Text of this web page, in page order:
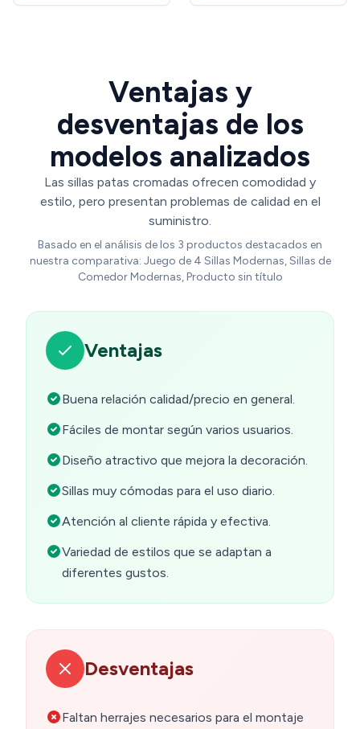
Blanco
Ventajas y
desventajas de los
modelos analizados
Las sillas patas cromadas ofrecen comodidad y
estilo, pero presentan problemas de calidad en el
suministro.
Basado en el análisis de los 3 productos destacados en
nuestra comparativa: Juego de 4 Sillas Modernas, Sillas de
Comedor Modernas, Producto sin título
Ventajas
Buena relación calidad/precio en general.
Fáciles de montar según varios usuarios.
Diseño atractivo que mejora la decoración.
Sillas muy cómodas para el uso diario.
Atención al cliente rápida y efectiva.
Variedad de estilos que se adaptan a
diferentes gustos.
Desventajas
Faltan herrajes necesarios para el montaje